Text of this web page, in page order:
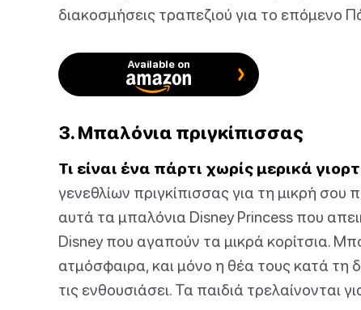
διακοσμήσεις τραπεζιού για το επόμενο
Available on
3. Μπαλόνια πριγκίπισσας
Τι είναι ένα πάρτι χωρίς μερικά
γενεθλίων πριγκίπισσας για τη μικρή σου
αυτά τα μπαλόνια Disney Princess που
Disney που αγαπούν τα μικρά κορίτσια.
ατμόσφαιρα, και μόνο η θέα τους κατά τη
τις ενθουσιάσει. Τα παιδιά τρελαίνονται